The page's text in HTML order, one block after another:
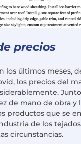
precios
los últimos meses,
los precios del
de mano de obra y
productos que se
de los
circunstancias.